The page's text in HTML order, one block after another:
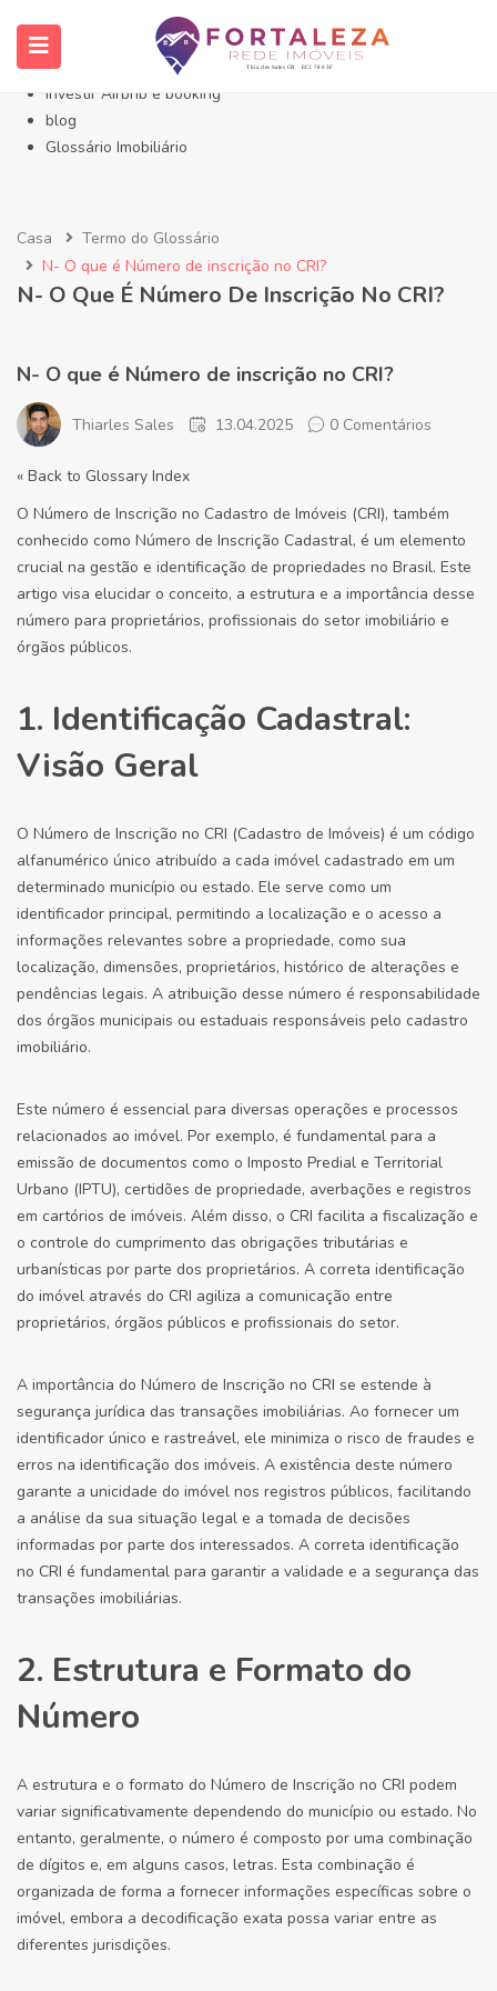
Início- Imóveis Fortaleza Eusébio
Imóveis em Fortaleza
Imóveis no Eusébio
Investir Airbnb e booking
blog
Glossário Imobiliário
Casa
Termo do Glossário
N- O que é Número de inscrição no CRI?
N- O Que É Número De Inscrição No CRI?
N- O que é Número de inscrição no CRI?
Thiarles Sales 13.04.2025 0 Comentários
« Back to Glossary Index
O Número de Inscrição no Cadastro de Imóveis (CRI), também
conhecido como Número de Inscrição Cadastral, é um elemento
crucial na gestão e identificação de propriedades no Brasil. Este
artigo visa elucidar o conceito, a estrutura e a importância desse
número para proprietários, profissionais do setor imobiliário e
órgãos públicos.
1. Identificação Cadastral:
Visão Geral
O Número de Inscrição no CRI (Cadastro de Imóveis) é um código
alfanumérico único atribuído a cada imóvel cadastrado em um
determinado município ou estado. Ele serve como um
identificador principal, permitindo a localização e o acesso a
informações relevantes sobre a propriedade, como sua
localização, dimensões, proprietários, histórico de alterações e
pendências legais. A atribuição desse número é responsabilidade
dos órgãos municipais ou estaduais responsáveis pelo cadastro
imobiliário.
Este número é essencial para diversas operações e processos
relacionados ao imóvel. Por exemplo, é fundamental para a
emissão de documentos como o Imposto Predial e Territorial
Urbano (IPTU), certidões de propriedade, averbações e registros
em cartórios de imóveis. Além disso, o CRI facilita a fiscalização e
o controle do cumprimento das obrigações tributárias e
urbanísticas por parte dos proprietários. A correta identificação
do imóvel através do CRI agiliza a comunicação entre
proprietários, órgãos públicos e profissionais do setor.
A importância do Número de Inscrição no CRI se estende à
segurança jurídica das transações imobiliárias. Ao fornecer um
identificador único e rastreável, ele minimiza o risco de fraudes e
erros na identificação dos imóveis. A existência deste número
garante a unicidade do imóvel nos registros públicos, facilitando
a análise da sua situação legal e a tomada de decisões
informadas por parte dos interessados. A correta identificação
no CRI é fundamental para garantir a validade e a segurança das
transações imobiliárias.
2. Estrutura e Formato do
Número
A estrutura e o formato do Número de Inscrição no CRI podem
variar significativamente dependendo do município ou estado. No
entanto, geralmente, o número é composto por uma combinação
de dígitos e, em alguns casos, letras. Esta combinação é
organizada de forma a fornecer informações específicas sobre o
imóvel, embora a decodificação exata possa variar entre as
diferentes jurisdições.